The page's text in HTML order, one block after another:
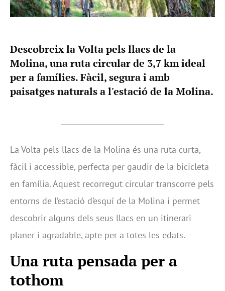
Descobreix la Volta pels llacs de la
Molina, una ruta circular de 3,7 km ideal
per a famílies. Fàcil, segura i amb
paisatges naturals a l'estació de la Molina.
La Volta pels llacs de la Molina és una ruta curta,
fàcil i accessible, perfecta per gaudir de la bicicleta
en família. Aquest recorregut circular transcorre pels
entorns de l’estació d’esquí de la Molina i permet
descobrir alguns dels seus llacs en un itinerari
planer i agradable, apte per a totes les edats.
Una ruta pensada per a
tothom